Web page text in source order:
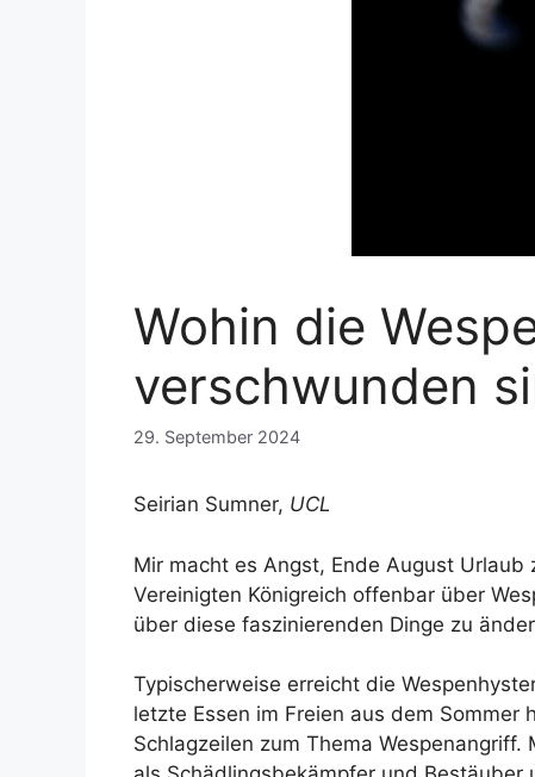
Wohin die
verschwunden
29. September 2024
Seirian Sumner, UCL
Mir macht es Angst, Ende August
Vereinigten Königreich offenbar über
über diese faszinierenden Dinge zu
Typischerweise erreicht die
letzte Essen im Freien aus dem
Schlagzeilen zum Thema